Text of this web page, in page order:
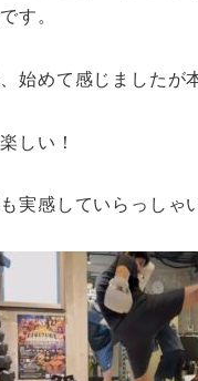
す。
始めて感じましたが
しい！
実感していらっしゃ